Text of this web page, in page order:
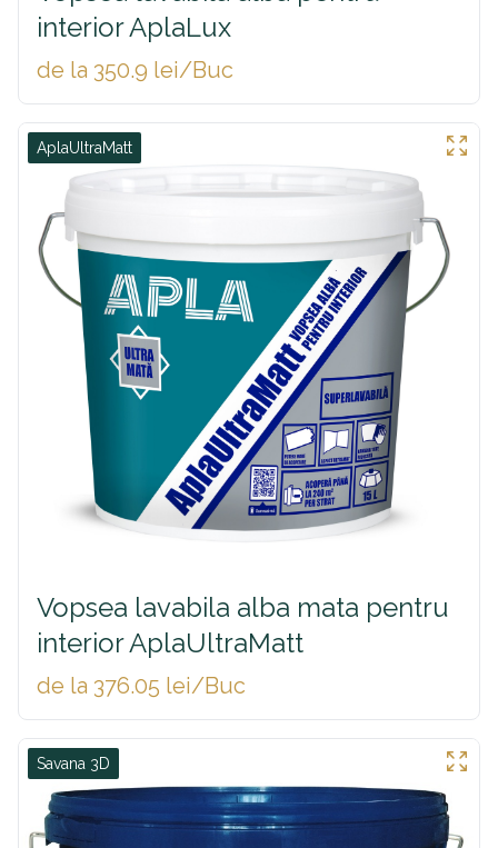
interior AplaLux
de la 350.9 lei/Buc
AplaUltraMatt
Vopsea lavabila alba mata pentru
interior AplaUltraMatt
de la 376.05 lei/Buc
Savana 3D